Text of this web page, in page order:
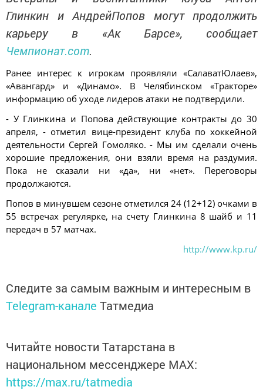
Глинкин и АндрейПопов могут продолжить
карьеру в «Ак Барсе», сообщает
Чемпионат.com.
Ранее интерес к игрокам проявляли «СалаватЮлаев»,
«Авангард» и «Динамо». В Челябинском «Тракторе»
информацию об уходе лидеров атаки не подтвердили.
- У Глинкина и Попова действующие контракты до 30
апреля, - отметил вице-президент клуба по хоккейной
деятельности Сергей Гомоляко. - Мы им сделали очень
хорошие предложения, они взяли время на раздумия.
Пока не сказали ни «да», ни «нет». Переговоры
продолжаются.
Попов в минувшем сезоне отметился 24 (12+12) очками в
55 встречах регулярке, на счету Глинкина 8 шайб и 11
передач в 57 матчах.
http://www.kp.ru/
Следите за самым важным и интересным в
Telegram-канале Татмедиа
Читайте новости Татарстана в
национальном мессенджере MАХ:
https://max.ru/tatmedia